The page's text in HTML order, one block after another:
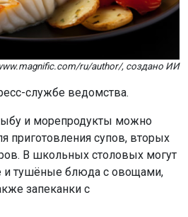
ru/author/, создано ИИ
службе ведомства.
и морепродукты можно
приготовления супов, вторых
В школьных столовых могут
и тушёные блюда с овощами,
запеканки с